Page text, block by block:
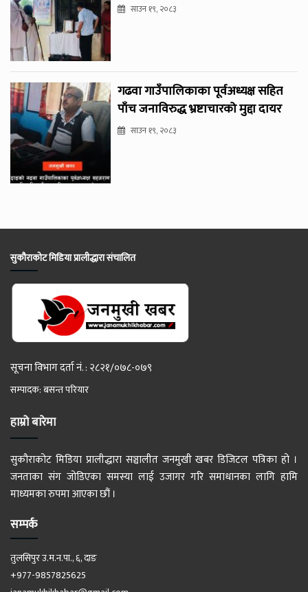
साउन १९, २०८३
गढवा गाउँपालिकाका पूर्वअध्यक्ष सहित
पाँच जनाविरुद्ध भ्रष्टाचारको मुद्दा दायर
साउन १९, २०८३
सुकौराकोट मिडिया प्रालीद्धारा संचालित
सूचना विभाग दर्ता नं. : २८२१/०७८-०७९
सम्पादक: बसन्त परियार
हाम्रो बारेमा
सुकौराकोट मिडिया प्रालीद्धारा सञ्चालीत जनमुखी खबर डिजिटल पत्रिका हो ।
जनताका संग जोडिएका समस्या लाई उजागर गरि समाधानका लागि हामि
माध्यमका रुपमा आएका छौं ।
सम्पर्क
तुलसिपुर उ.म.न.पा., ६, दाङ
+977-9857825625